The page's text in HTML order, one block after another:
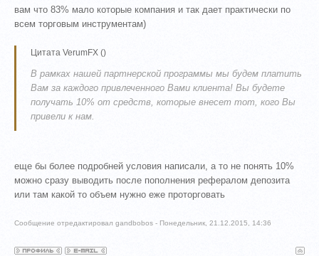
вам что 83% мало которые компания и так дает практически по
всем торговым инструментам)
Цитата VerumFX ()
В рамках нашей партнерской программы мы будем платить
Вам за каждого привлеченного Вами клиента! Вы будете
получать 10% от средств, которые внесет тот, кого Вы
привели к нам.
еще бы более подробней условия написали, а то не понять 10%
можно сразу выводить после пополнения рефералом депозита
или там какой то объем нужно еже проторговать
Сообщение отредактировалgandbobos - Понедельник, 21.12.2015, 14:36